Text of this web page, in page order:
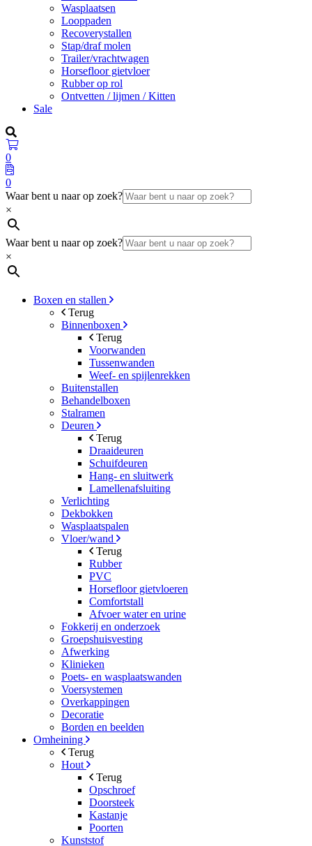
Wasplaatsen
Looppaden
Recoverystallen
Stap/draf molen
Trailer/vrachtwagen
Horsefloor gietvloer
Rubber op rol
Ontvetten / lijmen / Kitten
Sale
0
0
Waar bent u naar op zoek?
×
Waar bent u naar op zoek?
×
Boxen en stallen
Terug
Binnenboxen
Terug
Voorwanden
Tussenwanden
Weef- en spijlenrekken
Buitenstallen
Behandelboxen
Stalramen
Deuren
Terug
Draaideuren
Schuifdeuren
Hang- en sluitwerk
Lamellenafsluiting
Verlichting
Dekbokken
Wasplaatspalen
Vloer/wand
Terug
Rubber
PVC
Horsefloor gietvloeren
Comfortstall
Afvoer water en urine
Fokkerij en onderzoek
Groepshuisvesting
Afwerking
Klinieken
Poets- en wasplaatswanden
Voersystemen
Overkappingen
Decoratie
Borden en beelden
Omheining
Terug
Hout
Terug
Opschroef
Doorsteek
Kastanje
Poorten
Kunststof